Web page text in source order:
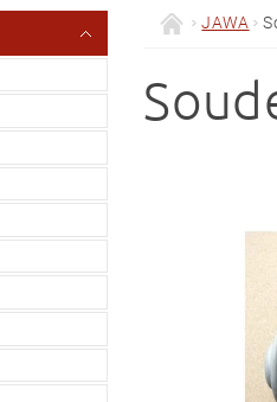
NAPIŠTE NÁM BLOG
JAWA